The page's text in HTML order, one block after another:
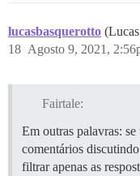
lucasbasquerotto
Agosto 9, 2021,
18
Fairtale:
Em outras palavras:
comentários
filtrar apenas as